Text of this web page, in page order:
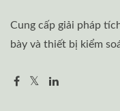
Cung cấp giải pháp
bày và thiết bị kiểm